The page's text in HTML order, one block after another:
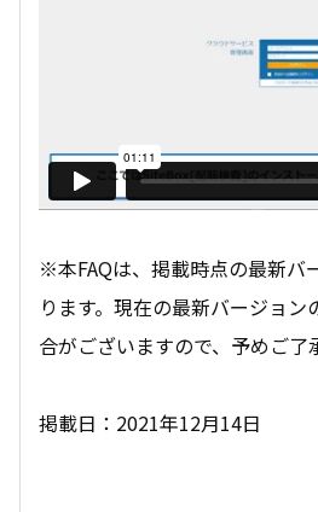
※本FAQは、掲載時点の最新バ
ります。現在の最新バージョ
合がございますので、予めご了
掲載日：2021年12月14日